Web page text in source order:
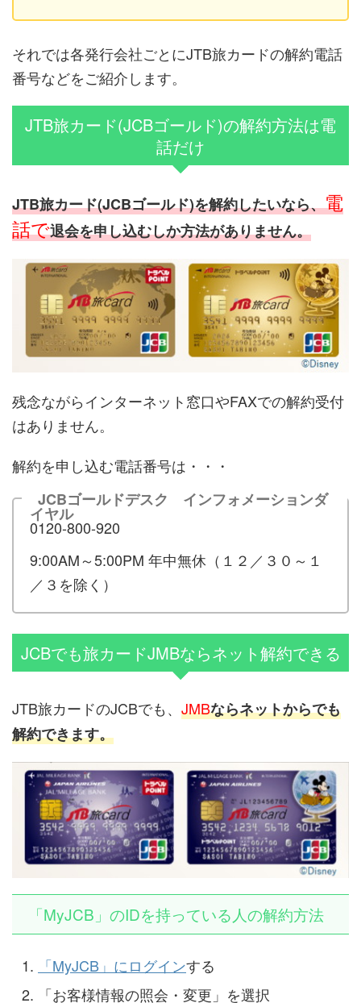
それでは各発行会社ごとにJTB旅カードの解約電話
番号などをご紹介します。
JTB旅カード(JCBゴールド)の解約方法は電
話だけ
JTB旅カード(JCBゴールド)を解約したいなら、電
話で退会を申し込むしか方法がありません。
残念ながらインターネット窓口やFAXでの解約受付
はありません。
解約を申し込む電話番号は・・・
JCBゴールドデスク インフォメーションダ
イヤル
0120-800-920
9:00AM～5:00PM 年中無休（１２／３０～１
／３を除く）
JCBでも旅カードJMBならネット解約できる
JTB旅カードのJCBでも、 JMBならネットからでも
解約できます。
「MyJCB」のIDを持っている人の解約方法
「MyJCB」にログインする
「お客様情報の照会・変更」を選択